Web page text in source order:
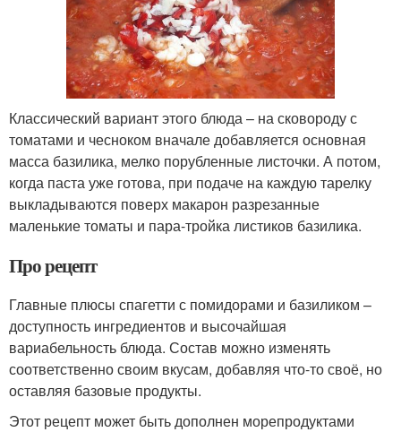
Классический вариант этого блюда – на сковороду с
томатами и чесноком вначале добавляется основная
масса базилика, мелко порубленные листочки. А потом,
когда паста уже готова, при подаче на каждую тарелку
выкладываются поверх макарон разрезанные
маленькие томаты и пара-тройка листиков базилика.
Про рецепт
Главные плюсы спагетти с помидорами и базиликом –
доступность ингредиентов и высочайшая
вариабельность блюда. Состав можно изменять
соответственно своим вкусам, добавляя что-то своё, но
оставляя базовые продукты.
Этот рецепт может быть дополнен морепродуктами